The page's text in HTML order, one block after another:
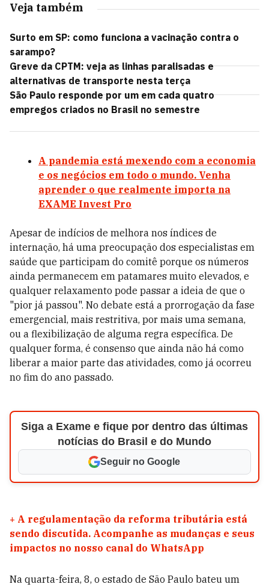
Veja também
Surto em SP: como funciona a vacinação contra o
sarampo?
Greve da CPTM: veja as linhas paralisadas e
alternativas de transporte nesta terça
São Paulo responde por um em cada quatro
empregos criados no Brasil no semestre
A pandemia está mexendo com a economia
e os negócios em todo o mundo. Venha
aprender o que realmente importa na
EXAME Invest Pro
Apesar de indícios de melhora nos índices de
internação, há uma preocupação dos especialistas em
saúde que participam do comitê porque os números
ainda permanecem em patamares muito elevados, e
qualquer relaxamento pode passar a ideia de que o
"pior já passou". No debate está a prorrogação da fase
emergencial, mais restritiva, por mais uma semana,
ou a flexibilização de alguma regra específica. De
qualquer forma, é consenso que ainda não há como
liberar a maior parte das atividades, como já ocorreu
no fim do ano passado.
Siga a Exame e fique por dentro das últimas
notícias do Brasil e do Mundo
Seguir no Google
+ A regulamentação da reforma tributária está
sendo discutida. Acompanhe as mudanças e seus
impactos no nosso canal do WhatsApp
Na quarta-feira, 8, o estado de São Paulo bateu um